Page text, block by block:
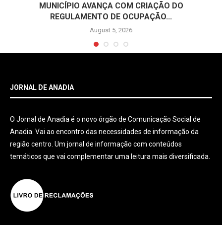
MUNICÍPIO AVANÇA COM CRIAÇÃO DO
REGULAMENTO DE OCUPAÇÃO...
August 5, 2026
JORNAL DE ANADIA
O Jornal de Anadia é o novo órgão de Comunicação Social de
Anadia. Vai ao encontro das necessidades de informação da
região centro. Um jornal de informação com conteúdos
temáticos que vai complementar uma leitura mais diversificada.